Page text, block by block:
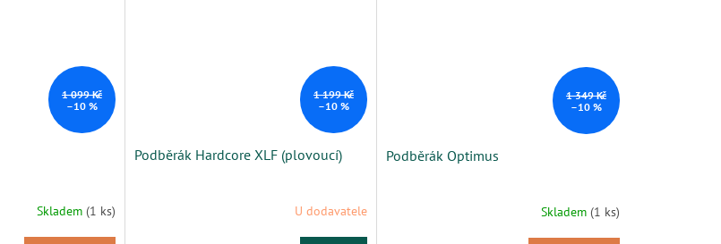
1 099 Kč
–10 %
Skladem (1 ks)
1 199 Kč
–10 %
Podběrák Hardcore XLF (plovoucí)
U dodavatele
1 349 Kč
–10 %
Podběrák Optimus
Skladem (1 ks)